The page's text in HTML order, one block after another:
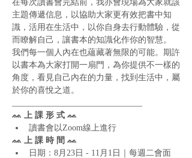
在每次讀書會完結前，我亦會現場為大家就該
主題傳遞信息，以協助大家更有效把書中知
識，活用在生活中，以你自身去行動體驗，從
而瞭解自己，讓書本的知識化作你的智慧。
我們每一個人內在也蘊藏著無限的可能。期許
以書本為大家打開一扇門，為你提供不一樣的
角度，看見自己內在的力量，找到生活中，屬
於你的喜悅之道。
ᨐ 上 課 形 式 ᨐ
讀書會以Zoom線上進行
ᨐ 上 課 時 間 ᨐ
日期：8月23日 - 11月1日｜每週二會面